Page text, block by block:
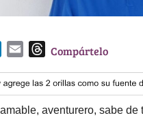
n
k
e
a
i
l
T
r
e
a
Compártelo
aventurero, sabe de